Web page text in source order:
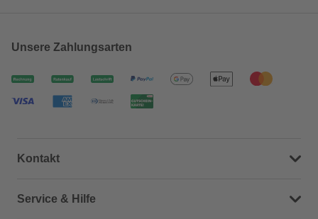
Unsere Zahlungsarten
Kontakt
Dein Kontakt zu uns
Service & Hilfe